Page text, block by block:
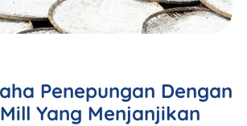
Penepungan Dengan
Yang Menjanjikan